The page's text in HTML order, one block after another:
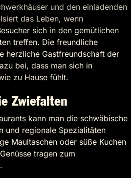
und den einladenden
das Leben, wenn
sich in den gemütlichen
treffen. Die freundliche
herzliche Gastfreundschaft der
bei, dass man sich in
zu Hause fühlt.
Zwiefalten
kann man die schwäbische
und regionale Spezialitäten
Maultaschen oder süße Kuchen
tragen zum